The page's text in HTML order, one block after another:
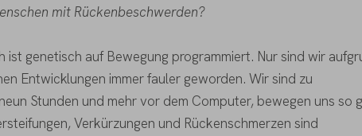
mit Rückenbeschwerden?
ist genetisch auf Bewegung programmiert. Nur sind wir
Entwicklungen immer fauler geworden. Wir sind zu
Stunden und mehr vor dem Computer, bewegen uns so
Verkürzungen und Rückenschmerzen sind